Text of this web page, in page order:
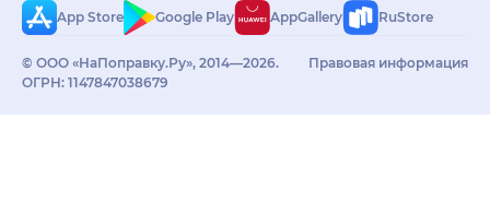
App Store
Google Play AppGallery RuStore
© ООО «НаПоправку.Ру», 2014—2026.
ОГРН: 1147847038679
Правовая информация